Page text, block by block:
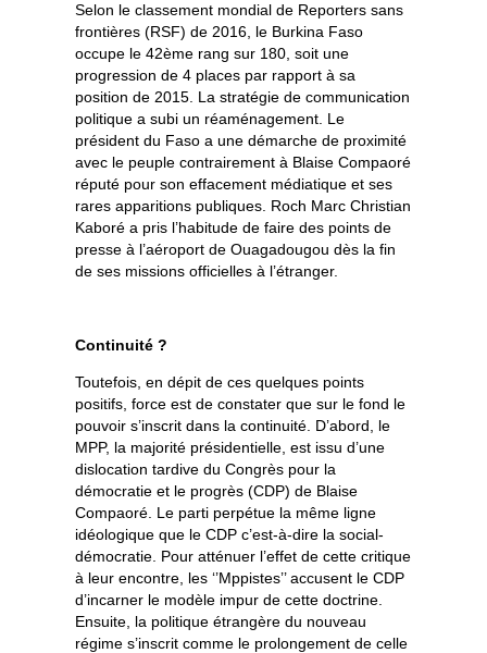
Selon le classement mondial de Reporters sans
frontières (RSF) de 2016, le Burkina Faso
occupe le 42ème rang sur 180, soit une
progression de 4 places par rapport à sa
position de 2015. La stratégie de communication
politique a subi un réaménagement. Le
président du Faso a une démarche de proximité
avec le peuple contrairement à Blaise Compaoré
réputé pour son effacement médiatique et ses
rares apparitions publiques. Roch Marc Christian
Kaboré a pris l’habitude de faire des points de
presse à l’aéroport de Ouagadougou dès la fin
de ses missions officielles à l’étranger.
Continuité ?
Toutefois, en dépit de ces quelques points
positifs, force est de constater que sur le fond le
pouvoir s’inscrit dans la continuité. D’abord, le
MPP, la majorité présidentielle, est issu d’une
dislocation tardive du Congrès pour la
démocratie et le progrès (CDP) de Blaise
Compaoré. Le parti perpétue la même ligne
idéologique que le CDP c’est-à-dire la social-
démocratie. Pour atténuer l’effet de cette critique
à leur encontre, les ‘’Mppistes’’ accusent le CDP
d’incarner le modèle impur de cette doctrine.
Ensuite, la politique étrangère du nouveau
régime s’inscrit comme le prolongement de celle